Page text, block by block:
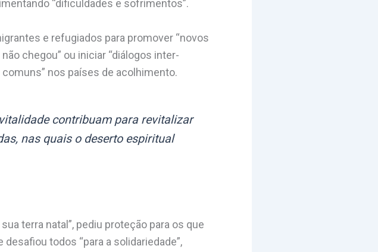
“dificuldades e sofrimentos”.
e refugiados para promover “novos
chegou” ou iniciar “diálogos inter-
nos países de acolhimento.
contribuam para revitalizar
nas quais o deserto espiritual
terra natal”, pediu proteção para os que
todos “para a solidariedade”,